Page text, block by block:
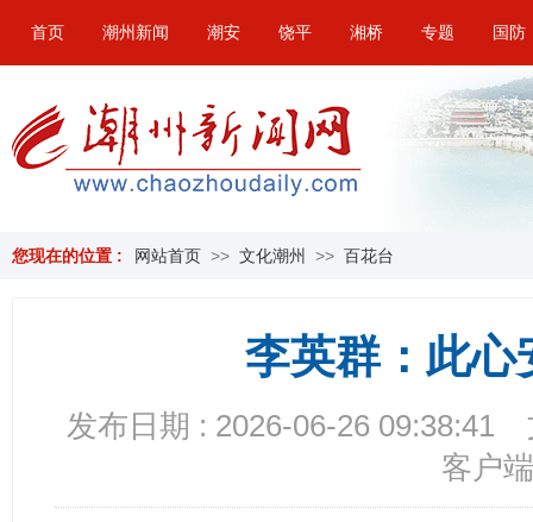
首页 潮州新闻 潮安 饶平 湘桥 专题 国防
您现在的位置 : 网站首页 >> 文化潮州 >> 百花台
李英群：此心
发布日期 : 2026-06-26 09:38:41
客户端